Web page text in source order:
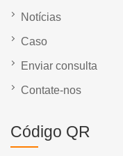
Notícias
Caso
Enviar consulta
Contate-nos
Código QR